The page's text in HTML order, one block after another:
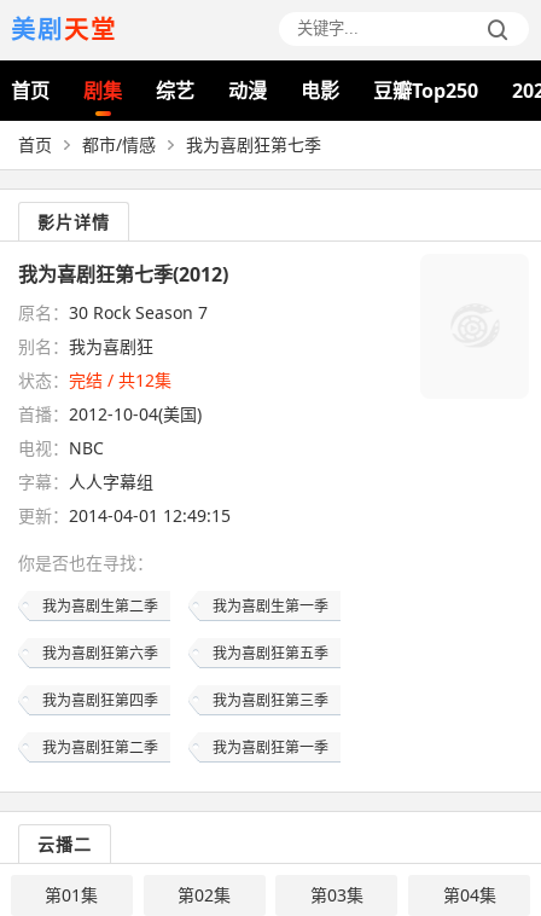
美剧天堂
首页 剧集 综艺 动漫 电影 豆瓣Top250
首页 都市/情感 我为喜剧狂第七季
影片详情
我为喜剧狂第七季(2012)
原名： 30 Rock Season 7
别名： 我为喜剧狂
状态： 完结 / 共12集
首播： 2012-10-04(美国)
电视： NBC
字幕： 人人字幕组
更新： 2014-04-01 12:49:15
你是否也在寻找：
我为喜剧生第二季 我为喜剧生第一季
我为喜剧狂第六季 我为喜剧狂第五季
我为喜剧狂第四季 我为喜剧狂第三季
我为喜剧狂第二季 我为喜剧狂第一季
云播二
第01集 第02集 第03集 第04集